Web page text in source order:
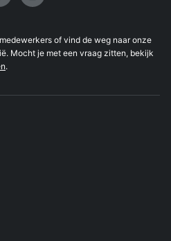
of vind de weg naar onze
Mocht je met een vraag zitten, bekijk
.